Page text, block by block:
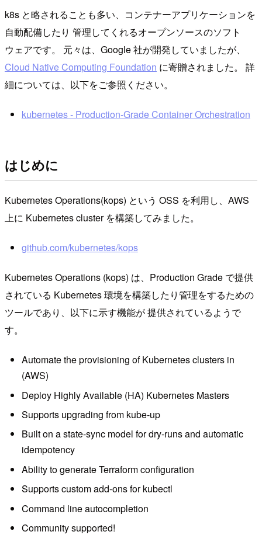
k8s と略されることも多い、コンテナーアプリケーションを
自動配備したり 管理してくれるオープンソースのソフト
ウェアです。 元々は、Google 社が開発していましたが、
Cloud Native Computing Foundation に寄贈されました。 詳
細については、以下をご参照ください。
kubernetes - Production-Grade Container Orchestration
はじめに
Kubernetes Operations(kops) という OSS を利用し、AWS
上に Kubernetes cluster を構築してみました。
github.com/kubernetes/kops
Kubernetes Operations (kops) は、Production Grade で提供
されている Kubernetes 環境を構築したり管理をするための
ツールであり、以下に示す機能が 提供されているようで
す。
Automate the provisioning of Kubernetes clusters in
(AWS)
Deploy Highly Available (HA) Kubernetes Masters
Supports upgrading from kube-up
Built on a state-sync model for dry-runs and automatic
idempotency
Ability to generate Terraform configuration
Supports custom add-ons for kubectl
Command line autocompletion
Community supported!